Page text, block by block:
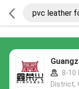
8-10
District,